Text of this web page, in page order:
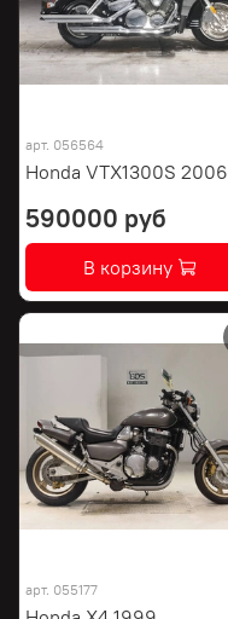
арт. 056564
Honda VTX1300S 2006
590000 руб
В корзину
арт. 055177